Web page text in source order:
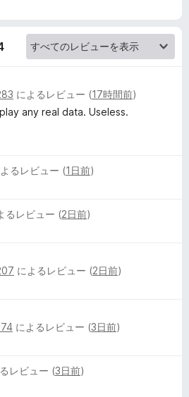
によるレビュー (17時間前)
any real data. Useless.
るレビュー (1日前)
るレビュー (2日前)
によるレビュー (2日前)
によるレビュー (3日前)
レビュー (3日前)